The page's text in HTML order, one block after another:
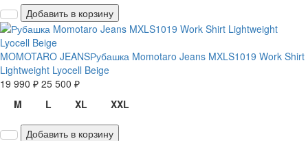
Добавить в корзину
MOMOTARO JEANSРубашка Momotaro Jeans MXLS1019 Work Shirt
Lightweight Lyocell Beige
19 990 ₽ 25 500 ₽
M
L XL XXL
Добавить в корзину